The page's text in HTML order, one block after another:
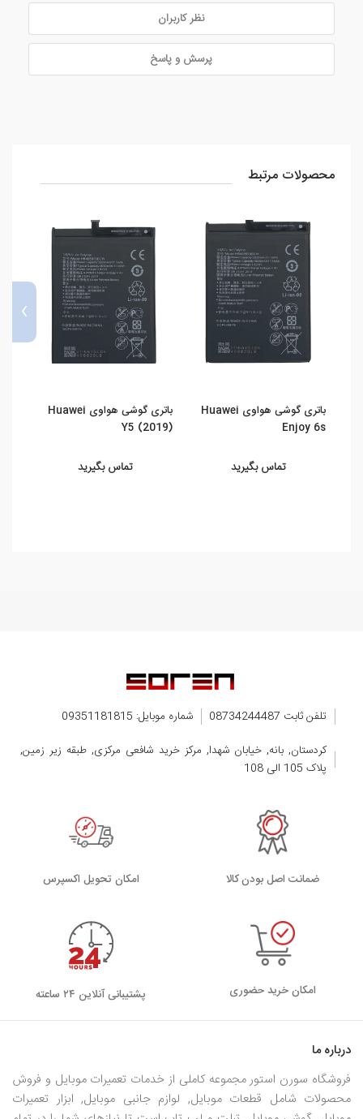
نظر کاربران
پرسش و پاسخ
محصولات مرتبط
باتری گوشی هواوی Huawei
Enjoy 6s
تماس بگیرید
باتری گوشی هواوی Huawei
Y5 (2019)
تماس بگیرید
›
تلفن ثابت 08734244487
شماره موبایل: 09351181815
کردستان, بانه, خیابان شهدا, مرکز خرید شافعی مرکزی, طبقه زیر زمین,
پلاک 105 الی 108
ضمانت اصل بودن کالا اﻣﮑﺎن ﺗﺤﻮﯾﻞ اﮐﺴﭙﺮس
امکان خرید حضوری پشتیبانی آنلاین ۲۴ ساعته
درباره ما
فروشگاه سورن استور مجموعه کاملی از خدمات تعمیرات موبایل و فروش
محصولات شامل قطعات موبایل, لوازم جانبی موبایل, ابزار تعمیرات